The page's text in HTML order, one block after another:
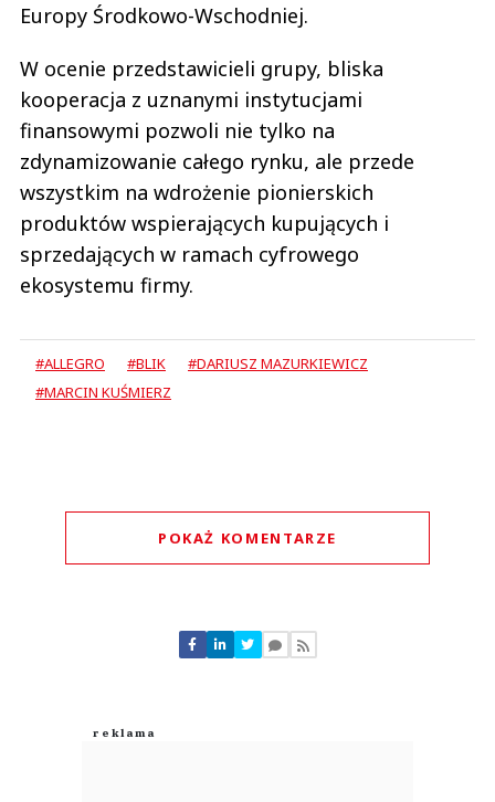
Europy Środkowo-Wschodniej.
W ocenie przedstawicieli grupy, bliska
kooperacja z uznanymi instytucjami
finansowymi pozwoli nie tylko na
zdynamizowanie całego rynku, ale przede
wszystkim na wdrożenie pionierskich
produktów wspierających kupujących i
sprzedających w ramach cyfrowego
ekosystemu firmy.
#ALLEGRO #BLIK
#DARIUSZ MAZURKIEWICZ
#MARCIN KUŚMIERZ
POKAŻ KOMENTARZE
Nie znaleziono komentarzy
Zostaw swoje komentarze